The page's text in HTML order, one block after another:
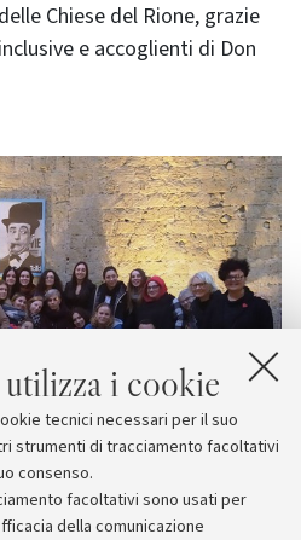
i cookie
tecnici necessari per il suo
strumenti di tracciamento facoltativi
consenso.
facoltativi sono usati per
della comunicazione
Chiese del Rione, grazie
e accoglienti di Don